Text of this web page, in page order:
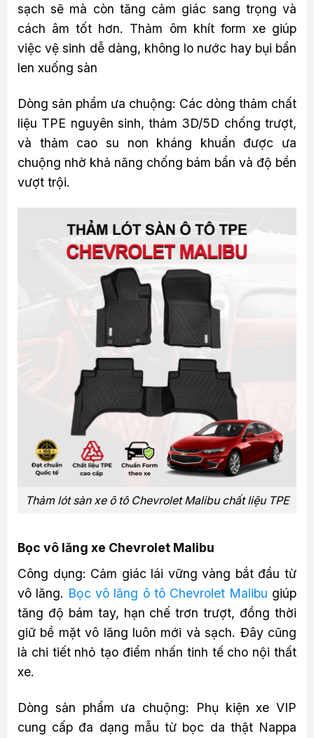
sạch sẽ mà còn tăng cảm giác sang trọng và
cách âm tốt hơn. Thảm ôm khít form xe giúp
việc vệ sinh dễ dàng, không lo nước hay bụi bẩn
len xuống sàn
Dòng sản phẩm ưa chuộng: Các dòng thảm chất
liệu TPE nguyên sinh, thảm 3D/5D chống trượt,
và thảm cao su non kháng khuẩn được ưa
chuộng nhờ khả năng chống bám bẩn và độ bền
vượt trội.
Thảm lót sàn xe ô tô Chevrolet Malibu chất liệu TPE
Bọc vô lăng xe Chevrolet Malibu
Công dụng: Cảm giác lái vững vàng bắt đầu từ
vô lăng. Bọc vô lăng ô tô Chevrolet Malibu giúp
tăng độ bám tay, hạn chế trơn trượt, đồng thời
giữ bề mặt vô lăng luôn mới và sạch. Đây cũng
là chi tiết nhỏ tạo điểm nhấn tinh tế cho nội thất
xe.
Dòng sản phẩm ưa chuộng: Phụ kiện xe VIP
cung cấp đa dạng mẫu từ bọc da thật Nappa